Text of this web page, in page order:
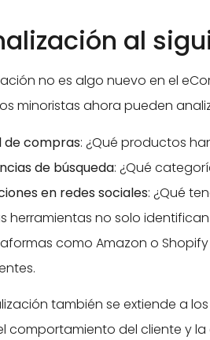
al
no es algo nuevo en el
minoristas ahora pueden
de compras: ¿Qué productos
de búsqueda: ¿Qué
en redes sociales: ¿Qué
herramientas no solo
como Amazon o
también se extiende a
comportamiento del cliente y